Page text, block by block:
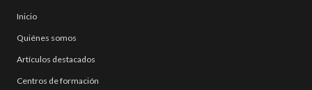
Inicio
Quiénes somos
Artículos destacados
Centros de formación